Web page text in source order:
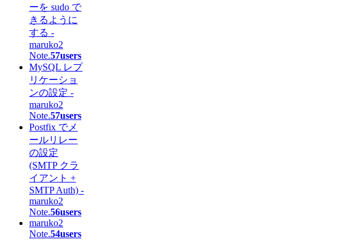
ーを sudo で
きるように
する -
maruko2
Note.57users
MySQL レプ
リケーショ
ンの設定 -
maruko2
Note.57users
Postfix でメ
ールリレー
の設定
(SMTP クラ
イアント +
SMTP Auth) -
maruko2
Note.56users
maruko2
Note.54users